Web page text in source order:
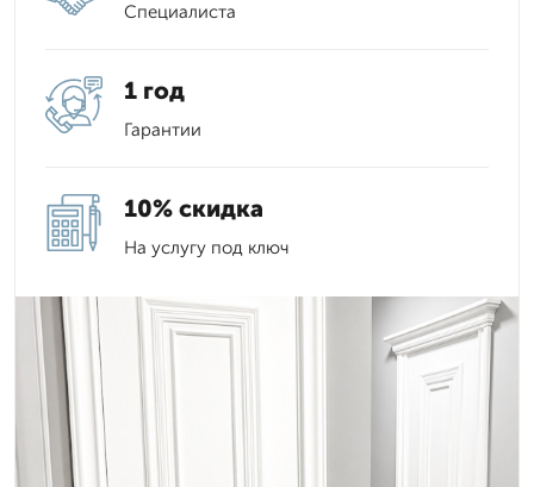
Специалиста
1 год
Гарантии
10% скидка
На услугу под ключ